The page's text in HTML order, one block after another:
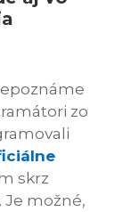
zo
skrz
Je možné,